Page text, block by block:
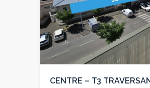
CENTRE – T3